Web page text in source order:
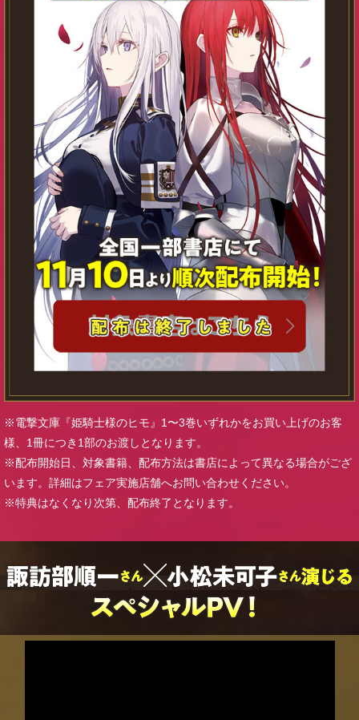
※電撃文庫『姫騎士様のヒモ』1〜3巻いずれかをお買い上げのお客
様、1冊につき1部のお渡しとなります。
※配布開始日、対象書籍、配布方法は書店によって異なる場合がござ
います。詳細はフェア実施店舗へお問い合わせください。
※特典はなくなり次第、配布終了となります。